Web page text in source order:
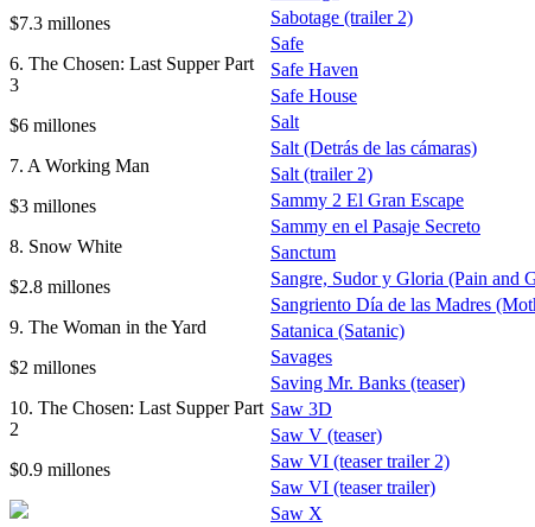
$7.3 millones
6. The Chosen: Last Supper Part
3
$6 millones
7. A Working Man
$3 millones
8. Snow White
$2.8 millones
9. The Woman in the Yard
$2 millones
10. The Chosen: Last Supper Part
2
$0.9 millones
Sabotage (trailer 2)
Safe
Safe Haven
Safe House
Salt
Salt (Detrás de las cámaras)
Salt (trailer 2)
Sammy 2 El Gran Escape
Sammy en el Pasaje Secreto
Sanctum
Sangre, Sudor y Gloria (Pain and
Sangriento Día de las Madres
Satanica (Satanic)
Savages
Saving Mr. Banks (teaser)
Saw 3D
Saw V (teaser)
Saw VI (teaser trailer 2)
Saw VI (teaser trailer)
Saw X